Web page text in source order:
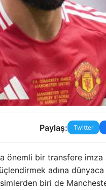
Paylaş: Twitter
önemli bir transfere
adına
biri de